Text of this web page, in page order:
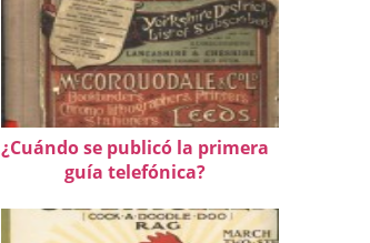
¿Cuándo se publicó la primera
guía telefónica?